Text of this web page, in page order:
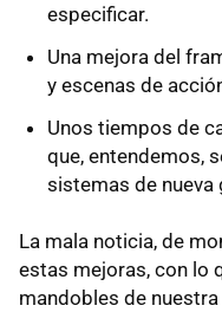
especificar.
Una mejora del
y escenas de
Unos tiempos de
que, entendemos,
sistemas de nueva
La mala noticia, de
estas mejoras, con lo
mandobles de nuestra